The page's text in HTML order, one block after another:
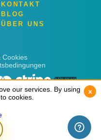
KONTAKT
BLOG
ÜBER UNS
Cookies
'n Connect
our services. By using
cookies.
x
our services. By using
cookies.
x